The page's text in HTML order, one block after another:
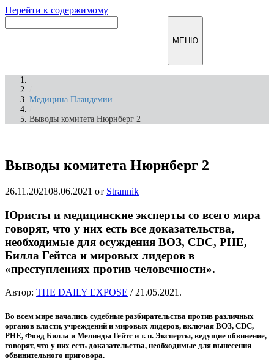
Перейти к содержимому
МЕНЮ
Медицина Пландемии
Выводы комитета Нюрнберг 2
Выводы комитета Нюрнберг 2
26.11.202108.06.2021 от Strannik
Юристы и медицинские эксперты со всего мира
говорят, что у них есть все доказательства,
необходимые для осуждения ВОЗ, CDC, PHE,
Билла Гейтса и мировых лидеров в
«преступлениях против человечности».
Автор: THE DAILY EXPOSE / 21.05.2021.
Во всем мире начались судебные разбирательства против различных
органов власти, учреждений и мировых лидеров, включая ВОЗ, CDC,
PHE, Фонд Билла и Мелинды Гейтс и т. п. Эксперты, ведущие обвинение,
говорят, что у них есть доказательства, необходимые для вынесения
обвинительного приговора.